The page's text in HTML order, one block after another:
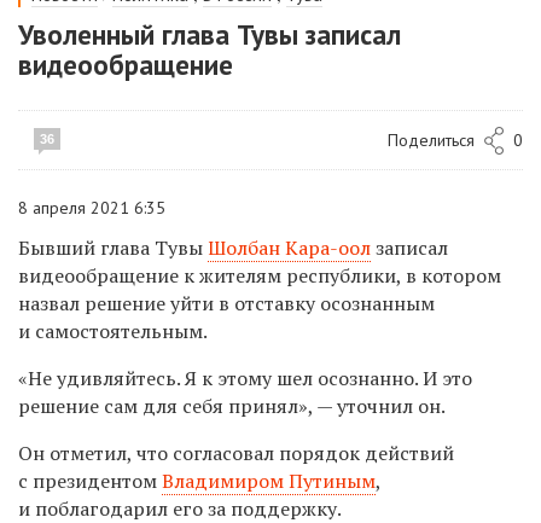
Уволенный глава Тувы записал
видеообращение
36 Поделиться 0
8 апреля 2021 6:35
Бывший глава Тувы Шолбан Кара-оолзаписал
видеообращение к жителям республики, в котором
назвал решение уйти в отставку осознанным
и самостоятельным.
«Не удивляйтесь. Я к этому шел осознанно. И это
решение сам для себя принял», — уточнил он.
Он отметил, что согласовал порядок действий
с президентомВладимиром Путиным,
и поблагодарил его за поддержку.